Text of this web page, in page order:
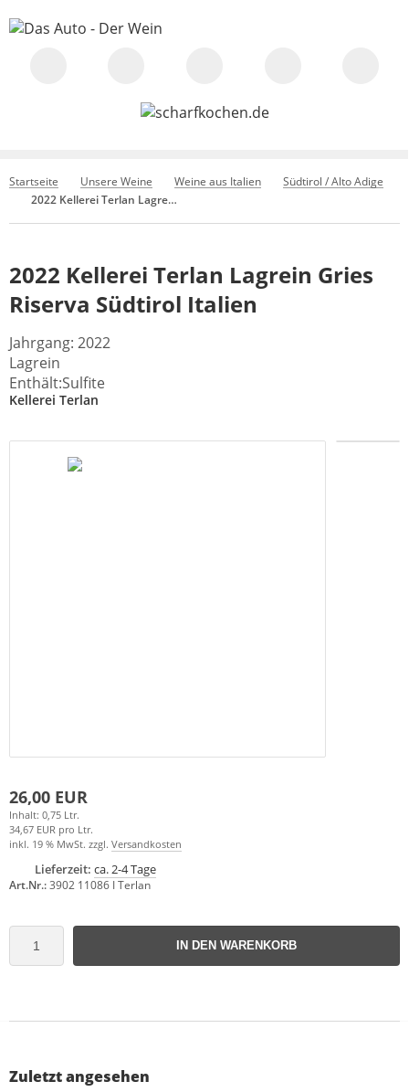
Startseite Unsere Weine Weine aus Italien
Südtirol / Alto Adige
2022 Kellerei Terlan Lagrein Gries Riserva Südtirol Italien
2022 Kellerei Terlan Lagrein Gries
Riserva Südtirol Italien
Jahrgang: 2022
Lagrein
Enthält:Sulfite
Kellerei Terlan
26,00 EUR
Inhalt: 0,75 Ltr.
34,67 EUR pro Ltr.
inkl. 19 % MwSt. zzgl. Versandkosten
Lieferzeit: ca. 2-4 Tage
Art.Nr.:3902 11086 I Terlan
IN DEN WARENKORB
Zuletzt angesehen